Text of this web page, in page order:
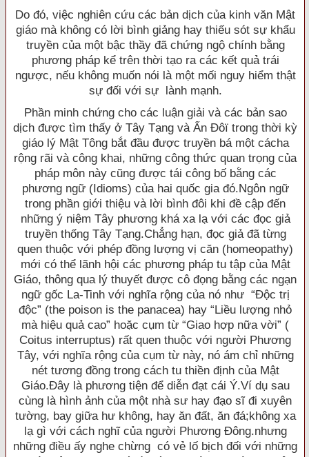
Do đó, việc nghiên cứu các bản dịch của kinh văn Mật
giáo mà không có lời bình giảng hay thiếu sót sự khẩu
truyền của một bậc thầy đã chứng ngộ chính bằng
phương pháp kể trên thời tạo ra các kết quả trái
ngược, nếu không muốn nói là một mối nguy hiểm thật
sự đối với sự lành mạnh.
Phần minh chứng cho các luận giải và các bản sao
dịch được tìm thấy ở Tây Tạng và Ấn Ðôï trong thời kỳ
giáo lý Mật Tông bắt đầu được truyền bá một cácha
rộng rãi và công khai, những công thức quan trọng của
pháp môn này cũng được tái công bố bằng các
phương ngữ (Idioms) của hai quốc gia đó.Ngôn ngữ
trong phần giới thiệu và lời bình đôi khi đề cập đến
những ý niệm Tây phương khá xa lạ với các đọc giả
truyền thống Tây Tạng.Chẳng hạn, đọc giả đã từng
quen thuộc với phép đồng lượng vị căn (homeopathy)
mới có thể lãnh hội các phương pháp tu tập của Mật
Giáo, thông qua lý thuyết được cô đọng bằng các ngạn
ngữ gốc La-Tinh với nghĩa rộng của nó như “Ðộc trị
độc” (the poison is the panacea) hay “Liều lượng nhỏ
mà hiệu quả cao” hoặc cụm từ “Giao hợp nữa vời” (
Coitus interruptus) rất quen thuộc với người Phương
Tây, với nghĩa rộng của cụm từ này, nó ám chỉ những
nét tương đồng trong cách tu thiền định của Mật
Giáo.Ðây là phương tiện để diễn đạt cái Ý.Ví dụ sau
cùng là hình ảnh của một nhà sư hay đạo sĩ đi xuyên
tường, bay giữa hư không, hay ăn đất, ăn đá;không xa
lạ gì với cách nghĩ của người Phương Ðông.nhưng
những điều ấy nghe chừng có vẻ lố bịch đối với những